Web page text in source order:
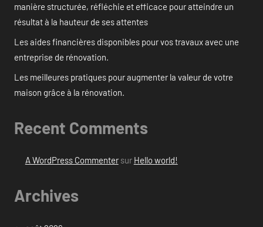
manière structurée, réfléchie et efficace pour atteindre un
résultat à la hauteur de ses attentes
Les aides financières disponibles pour vos travaux avec une
entreprise de rénovation.
Les meilleures pratiques pour augmenter la valeur de votre
maison grâce à la rénovation.
Recent Comments
A WordPress Commentersur Hello world!
Archives